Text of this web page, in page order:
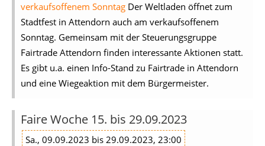
verkaufsoffenem Sonntag Der Weltladen öffnet zum
Stadtfest in Attendorn auch am verkaufsoffenem
Sonntag. Gemeinsam mit der Steuerungsgruppe
Fairtrade Attendorn finden interessante Aktionen statt.
Es gibt u.a. einen Info-Stand zu Fairtrade in Attendorn
und eine Wiegeaktion mit dem Bürgermeister.
Faire Woche 15. bis 29.09.2023
Sa., 09.09.2023 bis 29.09.2023, 23:00